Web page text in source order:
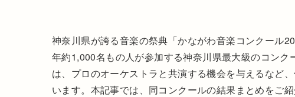
神奈川県が誇る音楽の祭典「かながわ音楽コンクール
年約1,000名もの人が参加する神奈川県最大級のコン
は、プロのオーケストラと共演する機会を与えるなど
います。本記事では、同コンクールの結果まとめをご紹